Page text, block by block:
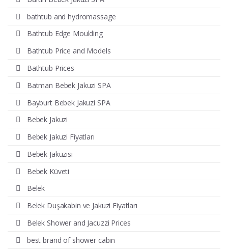
bathtub and hydromassage
Bathtub Edge Moulding
Bathtub Price and Models
Bathtub Prices
Batman Bebek Jakuzi SPA
Bayburt Bebek Jakuzi SPA
Bebek Jakuzi
Bebek Jakuzi Fiyatları
Bebek Jakuzisi
Bebek Küveti
Belek
Belek Duşakabin ve Jakuzi Fiyatları
Belek Shower and Jacuzzi Prices
best brand of shower cabin